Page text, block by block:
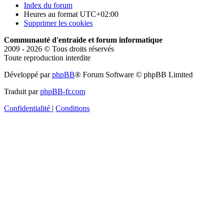
Index du forum
Heures au format UTC+02:00
Supprimer les cookies
Communauté d'entraide et forum informatique
2009 - 2026 © Tous droits réservés
Toute reproduction interdite
Développé parphpBB® Forum Software © phpBB Limited
Traduit parphpBB-fr.com
Confidentialité | Conditions